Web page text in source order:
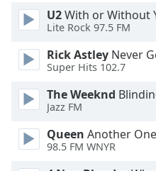
Caption
Area
Background
U2With or Without
Lite Rock 97.5 FM
Rick Astley Never
Super Hits 102.7
The Weeknd
Jazz FM
Queen Another
98.5 FM WNYR